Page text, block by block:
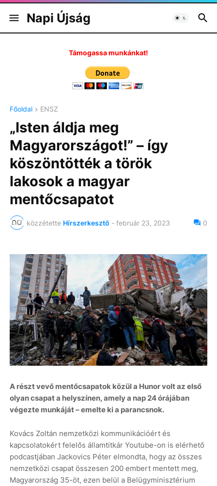
Napi Újság
Támogassa munkánkat!
Főoldal ENSZ
„Isten áldja meg
Magyarországot!” – így
köszöntötték a török
lakosok a magyar
mentőcsapatot
közzétette Hírszerkesztő - február 23, 2023 0
A részt vevő mentőcsapatok közül a Hunor volt az első
olyan csapat a helyszínen, amely a nap 24 órájában
végezte munkáját – emelte ki a parancsnok.
Kovács Zoltán nemzetközi kommunikációért és
kapcsolatokért felelős államtitkár Youtube-on is elérhető
podcastjában Jackovics Péter elmondta, hogy az összes
nemzetközi csapat összesen 200 embert mentett meg,
Magyarország 35-öt, ezen belül a Belügyminisztérium